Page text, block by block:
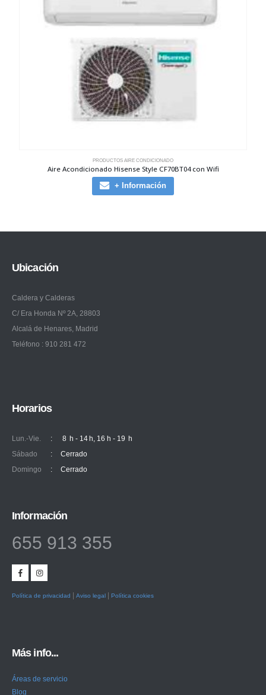
PRODUCTOS AIRE CONDICIONADO
Aire Acondicionado Hisense Style CF70BT04 con Wifi
+ Información
Ubicación
Caldera y Calderas
C/ Era Honda Nº 2A, 28803
Alcalá de Henares, Madrid
Teléfono : 910 281 472
Horarios
Lun.-Vie. :
8 h - 14 h, 16 h - 19 h
Sábado
:
Cerrado
Domingo
: Cerrado
Información
655 913 355
Política de privacidad Aviso legal Política cookies
Más info...
Áreas de servicio
Blog